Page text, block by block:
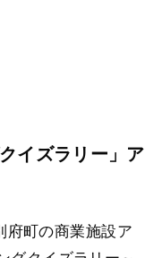
イズラリー」ア
府町の商業施設ア